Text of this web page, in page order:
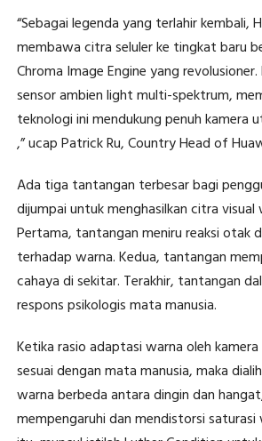
“Sebagai legenda yang terlahir kembali,
membawa citra seluler ke tingkat baru
Chroma Image Engine yang
sensor ambien light multi-spektrum,
teknologi ini mendukung penuh kamera
,” ucap Patrick Ru, Country Head of
Ada tiga tantangan terbesar bagi
dijumpai untuk menghasilkan citra
Pertama, tantangan meniru reaksi otak
terhadap warna. Kedua, tantangan
cahaya di sekitar. Terakhir, tantangan
respons psikologis mata manusia.
Ketika rasio adaptasi warna oleh
sesuai dengan mata manusia, maka
warna berbeda antara dingin dan
mempengaruhi dan mendistorsi saturasi